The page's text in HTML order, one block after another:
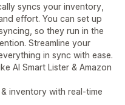
syncs your inventory,
effort. You can set up
so they run in the
Streamline your
in sync with ease.
AI Smart Lister & Amazon
inventory with real-time